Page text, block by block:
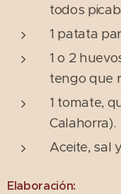
todos
1 patata
1 o 2
tengo que
1 tomate,
Calahorra).
Aceite, sal
Elaboración: